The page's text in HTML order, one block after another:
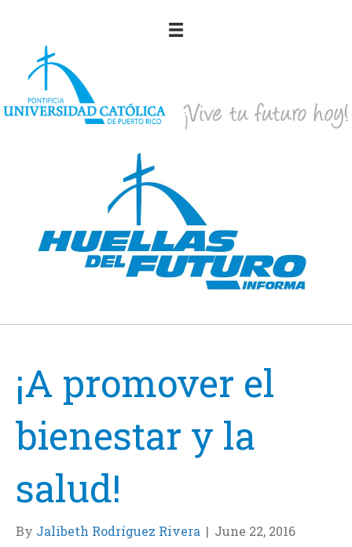
¡A promover el
bienestar y la
salud!
By Jalibeth Rodríguez Rivera | June 22, 2016